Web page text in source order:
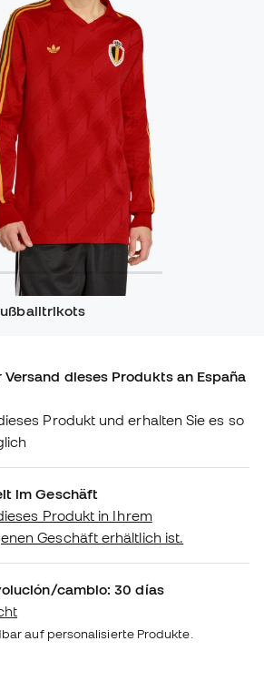
Versand dieses Produkts an España
Produkt und erhalten Sie es so
im Geschäft
Produkt in Ihrem
Geschäft erhältlich ist.
cambio: 30 días
auf personalisierte Produkte.